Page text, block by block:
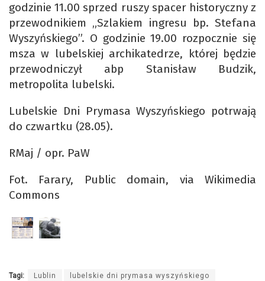
godzinie 11.00 sprzed ruszy spacer historyczny z
przewodnikiem „Szlakiem ingresu bp. Stefana
Wyszyńskiego”. O godzinie 19.00 rozpocznie się
msza w lubelskiej archikatedrze, której będzie
przewodniczył abp Stanisław Budzik,
metropolita lubelski.
Lubelskie Dni Prymasa Wyszyńskiego potrwają
do czwartku (28.05).
RMaj / opr. PaW
Fot. Farary, Public domain, via Wikimedia
Commons
Tagi: Lublin lubelskie dni prymasa wyszyńskiego